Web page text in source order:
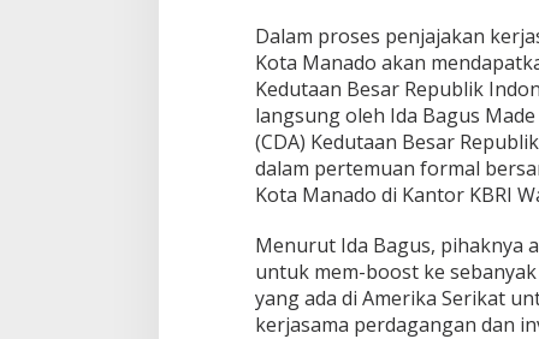
Dalam proses penjajakan
Kota Manado akan
Kedutaan Besar Republik
langsung oleh Ida Bagus
(CDA) Kedutaan Besar
dalam pertemuan formal
Kota Manado di Kantor KBRI
Menurut Ida Bagus, pihaknya
untuk mem-boost ke
yang ada di Amerika Serikat
kerjasama perdagangan dan